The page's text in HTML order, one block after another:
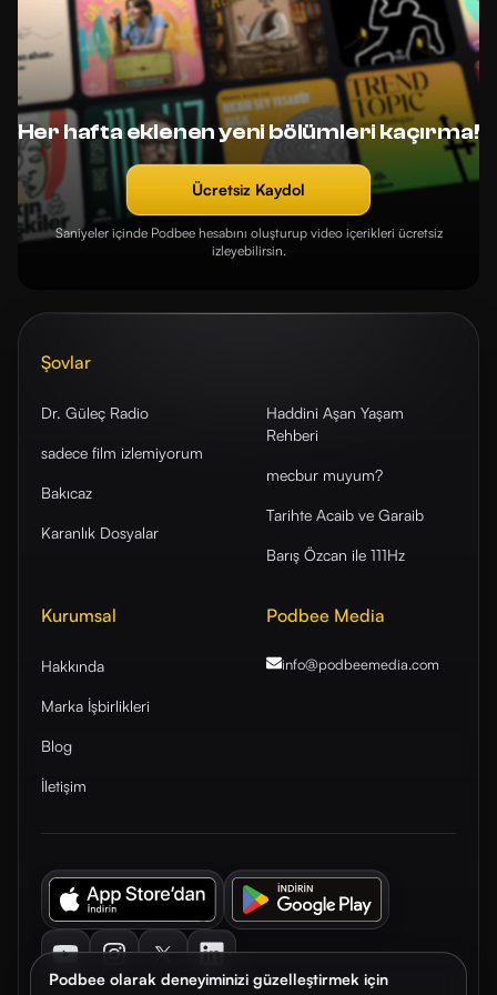
Podbee olarak deneyiminizi güzelleştirmek için
Her hafta eklenen yeni bölümleri kaçırma!
Ücretsiz Kaydol
Saniyeler içinde Podbee hesabını oluşturup video içerikleri ücretsiz
izleyebilirsin.
Şovlar
Dr. Güleç Radio
sadece film izlemiyorum
Bakıcaz
Karanlık Dosyalar
Haddini Aşan Yaşam
Rehberi
mecbur muyum?
Tarihte Acaib ve Garaib
Barış Özcan ile 111Hz
Kurumsal
Hakkında
Marka İşbirlikleri
Blog
İletişim
Podbee Media
info@podbeemedia.com